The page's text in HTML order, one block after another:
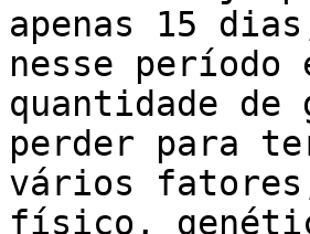
apenas 15
nesse
quantidade de
perder para
vários
físico,